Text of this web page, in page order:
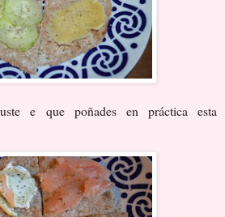
e que poñades en práctica esta